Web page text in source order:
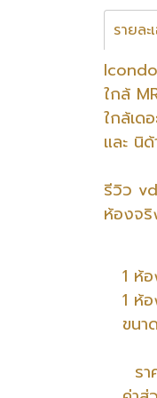
รายล
ใกล้
ใกล้เด
และ นิ
รีวิว
ห้องจริ
1 ห้อ
1 ห้อ
ขนา
ราค